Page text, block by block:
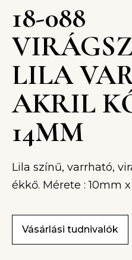
18-088
LILA
AKRIL
14MM
Lila színű, varrható,
ékkő. Mérete : 10mm
Vásárlási tudnivalók